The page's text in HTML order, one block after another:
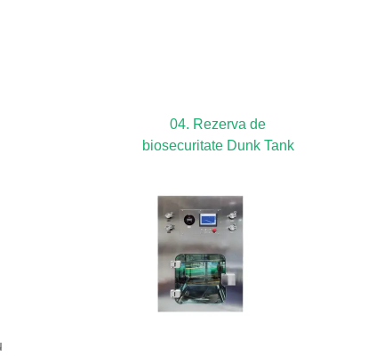
04. Rezerva de
biosecuritate Dunk Tank